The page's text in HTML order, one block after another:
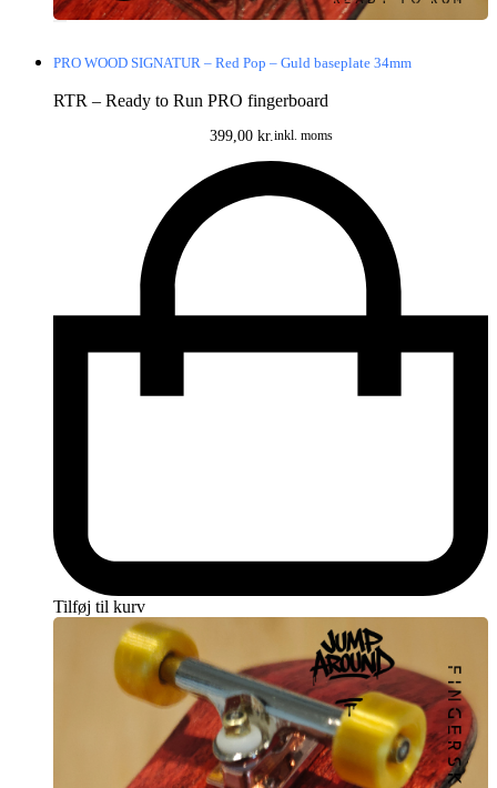
PRO WOOD SIGNATUR – Red Pop – Guld baseplate 34mm
RTR – Ready to Run PRO fingerboard
399,00 kr. inkl. moms
Tilføj til kurv